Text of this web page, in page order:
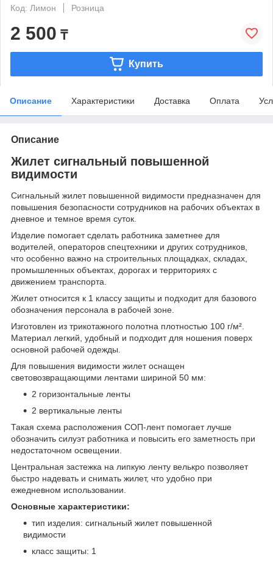
Код: Лимон
Розница
2 500 ₸
Купить
Описание Характеристики Доставка Оплата
Описание
Жилет сигнальный повышенной
видимости
Сигнальный жилет повышенной видимости предназначен для
повышения безопасности сотрудников на рабочих объектах в
дневное и темное время суток.
Изделие помогает сделать работника заметнее для
водителей, операторов спецтехники и других сотрудников,
что особенно важно на строительных площадках, складах,
промышленных объектах, дорогах и территориях с
движением транспорта.
Жилет относится к 1 классу защиты и подходит для базового
обозначения персонала в рабочей зоне.
Изготовлен из трикотажного полотна плотностью 100 г/м².
Материал легкий, удобный и подходит для ношения поверх
основной рабочей одежды.
Для повышения видимости жилет оснащен
световозвращающими лентами шириной 50 мм:
2 горизонтальные ленты
2 вертикальные ленты
Такая схема расположения СОП-лент помогает лучше
обозначить силуэт работника и повысить его заметность при
недостаточном освещении.
Центральная застежка на липкую ленту велькро позволяет
быстро надевать и снимать жилет, что удобно при
ежедневном использовании.
Основные характеристики:
тип изделия: сигнальный жилет повышенной
видимости
класс защиты: 1